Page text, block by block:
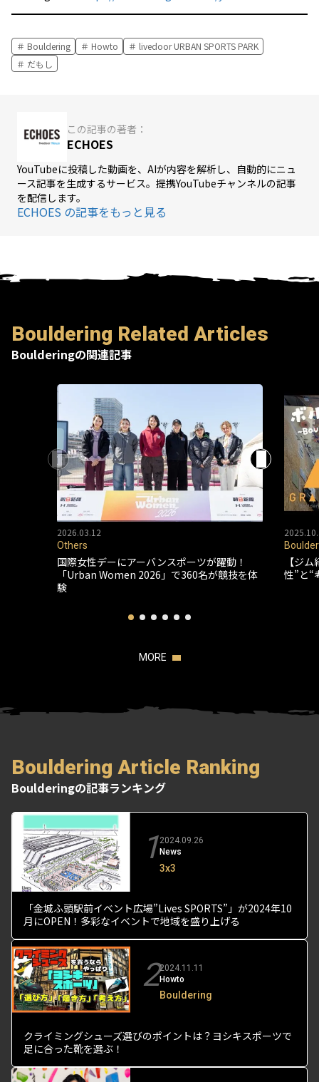
Bouldering Howto
livedoor URBAN SPORTS PARK
だもし
この記事の著者：
ECHOES
YouTubeに投稿した動画を、AIが内容を解析し、自動的にニュ
ース記事を生成するサービス。提携YouTubeチャンネルの記事
を配信します。
ECHOES の記事をもっと見る
Bouldering Related Articles
Boulderingの関連記事
2026.03.12
Others
国際女性デーにアーバンスポーツが躍動！
「Urban Women 2026」で360名が競技を体
験
【ジ
性”と“
MORE
Bouldering Article Ranking
Boulderingの記事ランキング
12024.09.26
News
3x3
「金城ふ頭駅前イベント広場”Lives SPORTS”」が2024年10
月にOPEN！多彩なイベントで地域を盛り上げる
22024.11.11
Howto
Bouldering
クライミングシューズ選びのポイントは？ヨシキスポーツで
足に合った靴を選ぶ！